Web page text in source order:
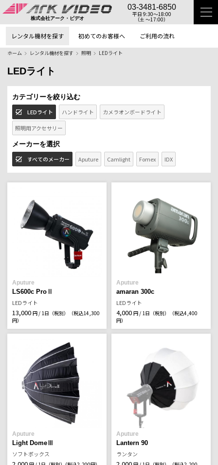
株式会社アーク・ビデオ
03-3481-6850
平日 9:30〜18:00
（土 〜17:00）
レンタル機材を探す 初めてのお客様へ ご利用の流れ
ホーム レンタル機材を探す 照明 LEDライト
LEDライト
カテゴリーを絞り込む
LEDライト
ハンドライト カメラオンボードライト
照明用アクセサリー
メーカーを選択
すべてのメーカー
Aputure Camlight Fomex IDX
Aputure
LS600c ProⅡ
LEDライト
13,000 円 / 1日（税別）
（税込14,300
円）
Aputure
amaran 300c
LEDライト
4,000 円 / 1日（税別）
（税込4,400
円）
Aputure
Light DomeⅢ
ソフトボックス
Aputure
Lantern 90
ランタン